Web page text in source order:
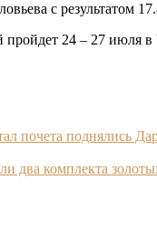
с результатом
пройдет 24 – 27 июля в
почета поднялись
два комплекта